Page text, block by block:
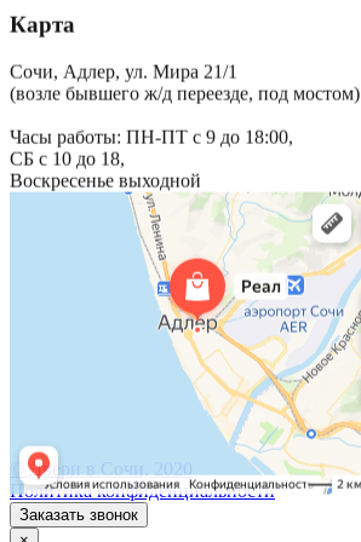
Карта
Сочи, Адлер, ул. Мира 21/1
(возле бывшего ж/д переезде, под мостом)
Часы работы: ПН-ПТ с 9 до 18:00,
СБ с 10 до 18,
Воскресенье выходной
© Двери в Сочи, 2020
Политика конфиденциальности
Заказать звонок